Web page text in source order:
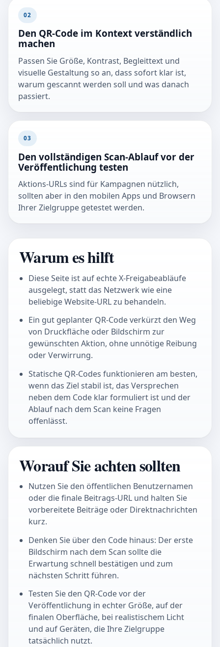
02
Den QR-Code im Kontext verständlich
machen
Passen Sie Größe, Kontrast, Begleittext und
visuelle Gestaltung so an, dass sofort klar ist,
warum gescannt werden soll und was danach
passiert.
03
Den vollständigen Scan-Ablauf vor der
Veröffentlichung testen
Aktions-URLs sind für Kampagnen nützlich,
sollten aber in den mobilen Apps und Browsern
Ihrer Zielgruppe getestet werden.
Warum es hilft
Diese Seite ist auf echte X-Freigabeabläufe
ausgelegt, statt das Netzwerk wie eine
beliebige Website-URL zu behandeln.
Ein gut geplanter QR-Code verkürzt den Weg
von Druckfläche oder Bildschirm zur
gewünschten Aktion, ohne unnötige Reibung
oder Verwirrung.
Statische QR-Codes funktionieren am besten,
wenn das Ziel stabil ist, das Versprechen
neben dem Code klar formuliert ist und der
Ablauf nach dem Scan keine Fragen
offenlässt.
Worauf Sie achten sollten
Nutzen Sie den öffentlichen Benutzernamen
oder die finale Beitrags-URL und halten Sie
vorbereitete Beiträge oder Direktnachrichten
kurz.
Denken Sie über den Code hinaus: Der erste
Bildschirm nach dem Scan sollte die
Erwartung schnell bestätigen und zum
nächsten Schritt führen.
Testen Sie den QR-Code vor der
Veröffentlichung in echter Größe, auf der
finalen Oberfläche, bei realistischem Licht
und auf Geräten, die Ihre Zielgruppe
tatsächlich nutzt.